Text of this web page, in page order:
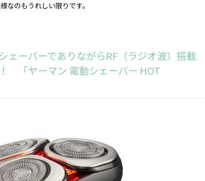
なのもうれしい限りです。
ーバーでありながらRF（ラジオ波）搭載
！ 「ヤーマン 電動シェーバー HOT